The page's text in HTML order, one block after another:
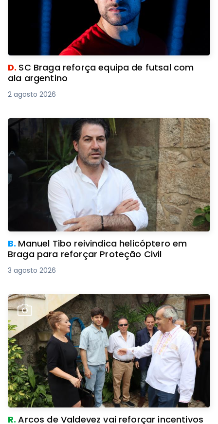
D. SC Braga reforça equipa de futsal com
ala argentino
2 agosto 2026
B. Manuel Tibo reivindica helicóptero em
Braga para reforçar Proteção Civil
3 agosto 2026
R.Arcos de Valdevez vai reforçar incentivos